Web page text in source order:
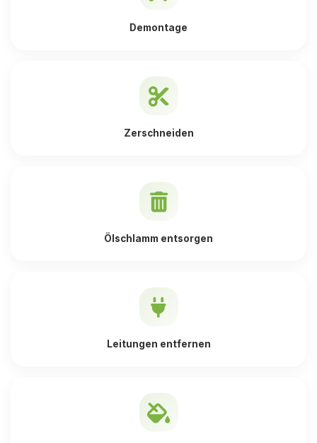
Demontage
Zerschneiden
Ölschlamm entsorgen
Leitungen entfernen